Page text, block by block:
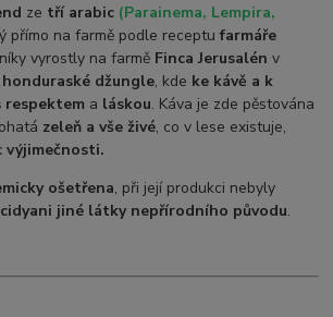
ze tří arabic (Parainema, Lempira,
přímo na farmě podle receptufarmáře
vyrostly na farmě Finca Jerusalén v
džungle, kde ke kávě a k
respektem a láskou. Káva je zde pěstována
zeleň a vše živé, co v lese existuje,
výjimečnosti.
ošetřena, při její produkci nebyly
ani jiné látky nepřírodního původu.